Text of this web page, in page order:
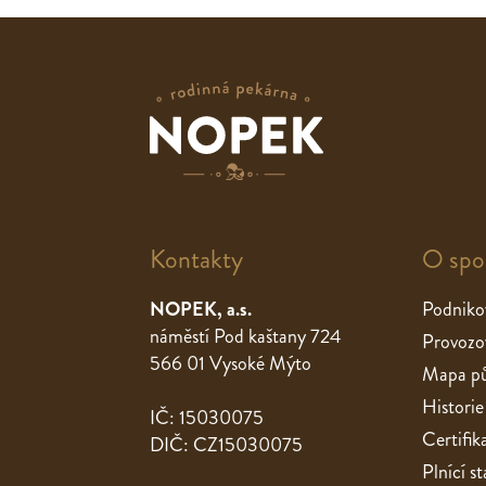
Kontakty
NOPEK, a.s.
náměstí Pod kaštany 724
566 01 Vysoké Mýto
IČ: 15030075
DIČ: CZ15030075
O
Mapa
Plnící